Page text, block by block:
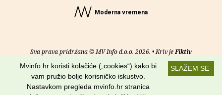
Moderna vremena
Sva prava pridržana © MV Info d.o.o. 2026. • Kriv jeFiktiv
Uvjeti korištenja RSS kanali
Potraži nas na:
SLAŽEM SE
Mvinfo.hr koristi kolačiće („cookies“) kako bi
vam pružio bolje korisničko iskustvo.
Nastavkom pregleda mvinfo.hr stranica